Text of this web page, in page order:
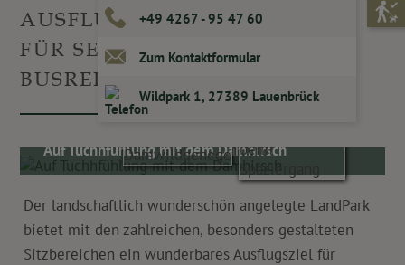
+49 4267 - 95 47 60
Zum Kontaktformular
Wildpark 1, 27389 Lauenbrück
AUSFLUG IN DEN LANDPARK
FÜR SENIOREN ODER
BUSREISE-GRUPPEN
Auf Tuchhfühlung mit dem Damhirsch
Der landschaftlich wunderschön angelegte LandPark
bietet mit den zahlreichen, besonders gestalteten
Sitzbereichen ein wunderbares Ausflugsziel für